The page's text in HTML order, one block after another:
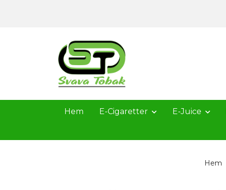
Hem E-Cigaretter E-Juice
Hem